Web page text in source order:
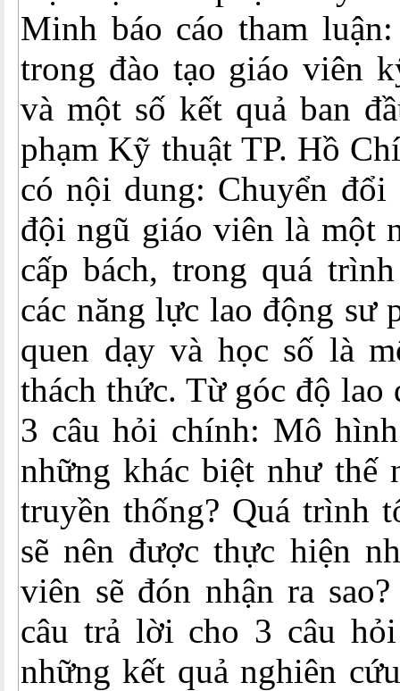
Minh báo cáo tham
trong đào tạo giáo viên
và một số kết quả ban
phạm Kỹ thuật TP. Hồ
có nội dung: Chuyển đổi
đội ngũ giáo viên là một
cấp bách, trong quá
các năng lực lao động sư
quen dạy và học số là
thách thức. Từ góc độ lao
3 câu hỏi chính: Mô
những khác biệt như thế
truyền thống? Quá trình
sẽ nên được thực hiện
viên sẽ đón nhận ra
câu trả lời cho 3 câu
những kết quả nghiên